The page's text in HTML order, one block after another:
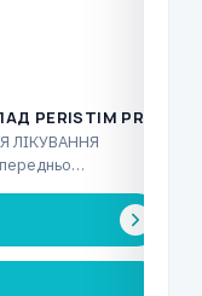
PRO
ЛІКУВАННЯ